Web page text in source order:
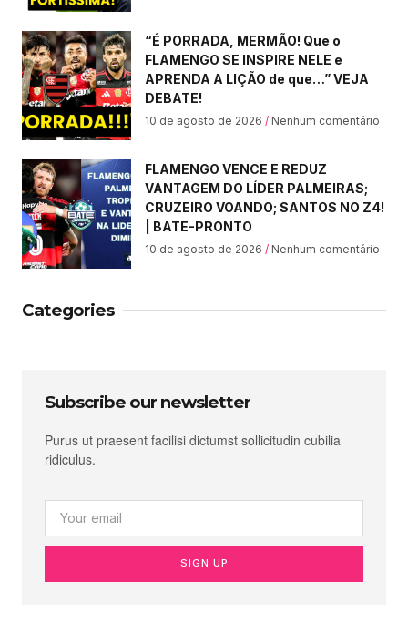
“É PORRADA, MERMÃO! Que o
FLAMENGO SE INSPIRE NELE e
APRENDA A LIÇÃO de que…” VEJA
DEBATE!
10 de agosto de 2026 Nenhum comentário
FLAMENGO VENCE E REDUZ
VANTAGEM DO LÍDER PALMEIRAS;
CRUZEIRO VOANDO; SANTOS NO Z4!
| BATE-PRONTO
10 de agosto de 2026 Nenhum comentário
Categories
Subscribe our newsletter
Purus ut praesent facilisi dictumst sollicitudin cubilia
ridiculus.
SIGN UP